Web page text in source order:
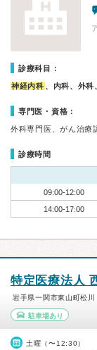
診療科目：
神経内科 、内科、外科
専門医・資格：
外科専門医、がん治療
診療時間
09:00-12:00
14:00-17:00
特定医療法人
岩手県一関市東山町松川
駐車場あり
土曜（〜12:30）